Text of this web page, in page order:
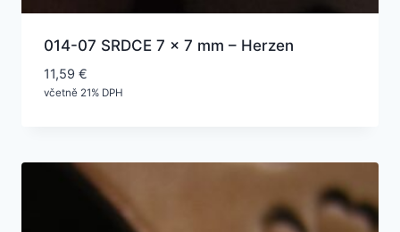
014-07 SRDCE 7 x 7 mm – Herzen
11,59 €
včetně 21% DPH